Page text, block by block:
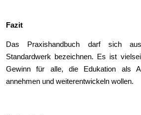
Fazit
Das Praxishandbuch darf sich
Standardwerk bezeichnen. Es ist
Gewinn für alle, die Edukation als
annehmen und weiterentwickeln wollen.